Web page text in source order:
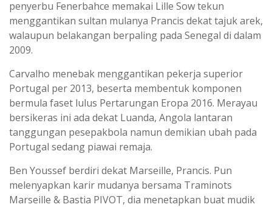
penyerbu Fenerbahce memakai Lille Sow tekun
menggantikan sultan mulanya Prancis dekat tajuk arek,
walaupun belakangan berpaling pada Senegal di dalam
2009.
Carvalho menebak menggantikan pekerja superior
Portugal per 2013, beserta membentuk komponen
bermula faset lulus Pertarungan Eropa 2016. Merayau
bersikeras ini ada dekat Luanda, Angola lantaran
tanggungan pesepakbola namun demikian ubah pada
Portugal sedang piawai remaja.
Ben Youssef berdiri dekat Marseille, Prancis. Pun
melenyapkan karir mudanya bersama Traminots
Marseille & Bastia PIVOT, dia menetapkan buat mudik